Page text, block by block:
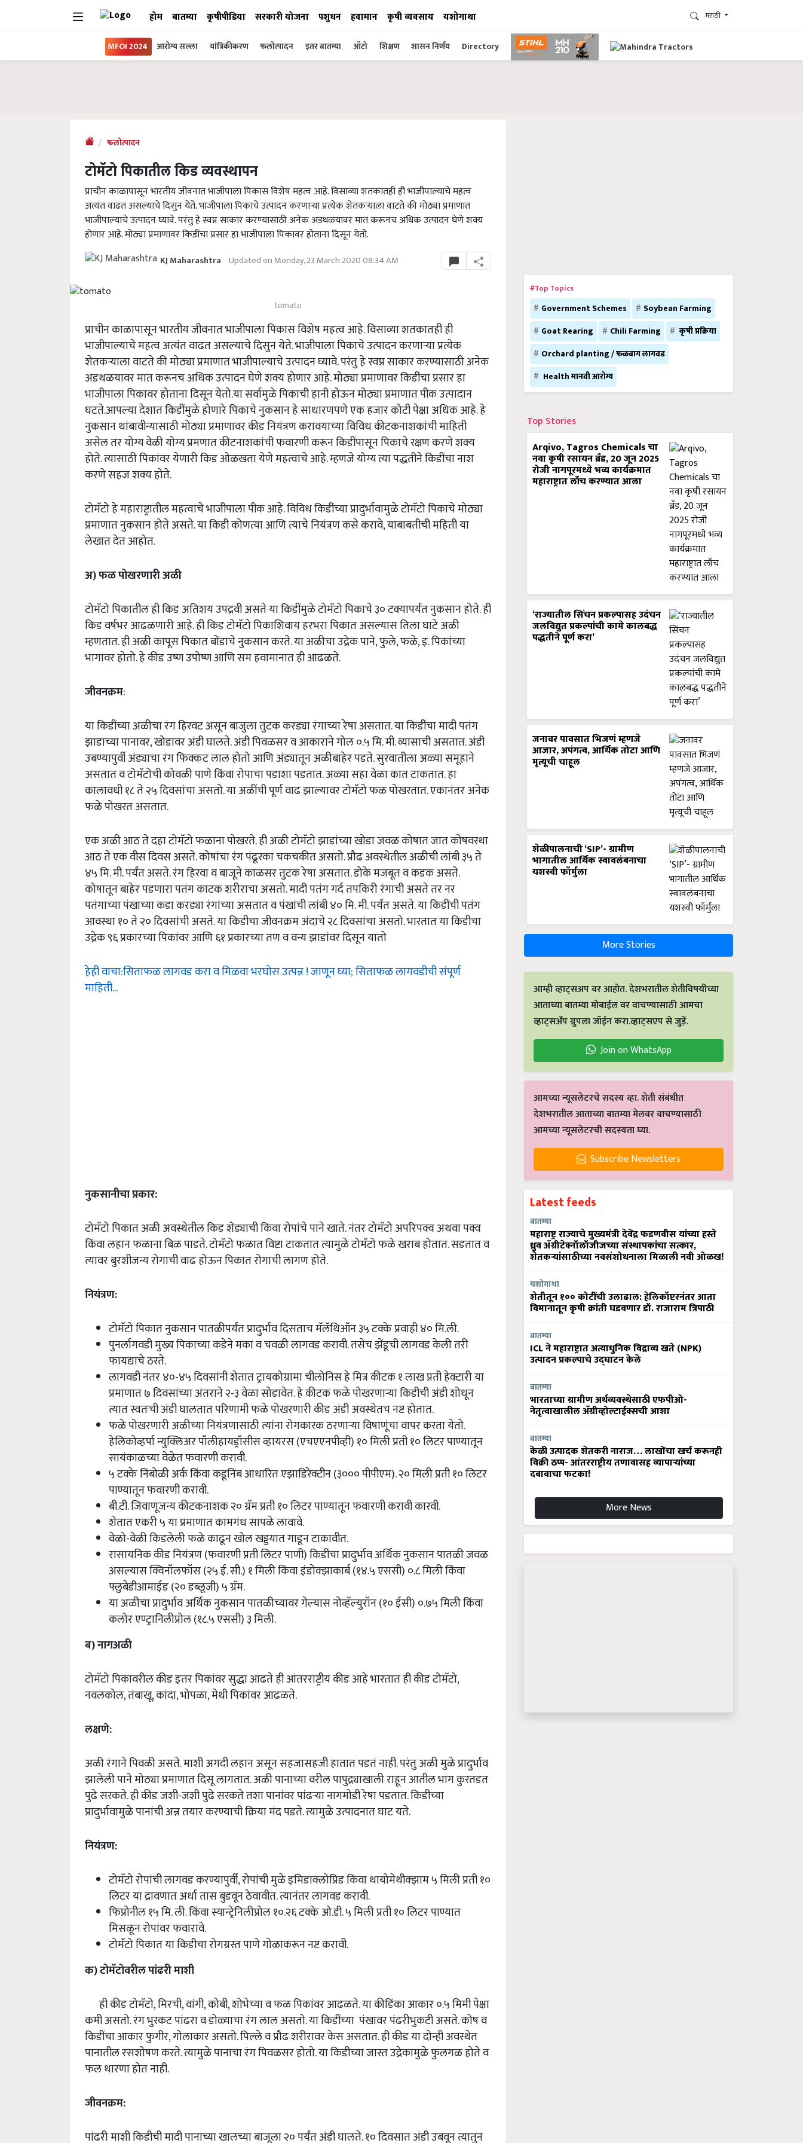
होम बातम्या कृषीपीडिया सरकारी योजना पशुधन हवामान कृषी व्यवसाय यशोगाथा मराठी
MFOI 2024 आरोग्य सल्ला यांत्रिकीकरण फलोत्पादन इतर बातम्या ऑटो शिक्षण शासन निर्णय Directory
फलोत्पादन
टोमॅटो पिकातील किड व्यवस्थापन
प्राचीन काळापासून भारतीय जीवनात भाजीपाला पिकास विशेष महत्व आहे. विसाव्या शतकातही ही भाजीपाल्याचे महत्व
अत्यंत वाढत असल्याचे दिसुन येते. भाजीपाला पिकाचे उत्पादन करणाऱ्या प्रत्येक शेतकऱ्याला वाटते की मोठ्या प्रमाणात
भाजीपाल्याचे उत्पादन घ्यावे. परंतु हे स्वप्न साकार करण्यासाठी अनेक अडथळयावर मात करूनच अधिक उत्पादन घेणे शक्य
होणार आहे. मोठ्या प्रमाणावर किडींचा प्रसार हा भाजीपाला पिकावर होताना दिसून येतो.
KJ Maharashtra Updated on Monday, 23 March 2020 08:34 AM
tomato
प्राचीन काळापासून भारतीय जीवनात भाजीपाला पिकास विशेष महत्व आहे. विसाव्या शतकातही ही
भाजीपाल्याचे महत्व अत्यंत वाढत असल्याचे दिसुन येते. भाजीपाला पिकाचे उत्पादन करणाऱ्या प्रत्येक
शेतकऱ्याला वाटते की मोठ्या प्रमाणात भाजीपाल्याचे उत्पादन घ्यावे. परंतु हे स्वप्न साकार करण्यासाठी अनेक
अडथळयावर मात करूनच अधिक उत्पादन घेणे शक्य होणार आहे. मोठ्या प्रमाणावर किडींचा प्रसार हा
भाजीपाला पिकावर होताना दिसून येतो.या सर्वामुळे पिकाची हानी होऊन मोठ्या प्रमाणात पीक उत्पादान
घटते.आपल्या देशात किडींमुळे होणारे पिकाचे नुकसान हे साधारणपणे एक हजार कोटी पेक्षा अधिक आहे. हे
नुकसान थांबावीन्यासाठी मोठ्या प्रमाणावर कीड नियंत्रण करावयाच्या विविध कीटकनाशकांची माहिती
असेल तर योग्य वेळी योग्य प्रमणात कीटनाशकांची फवारणी करून किडींपासून पिकाचे रक्षण करणे शक्य
होते. त्यासाठी पिकांवर येणारी किड ओळखता येणे महत्वाचे आहे. म्हणजे योग्य त्या पद्धतीने किडींचा नाश
करणे सहज शक्य होते.
टोमॅटो हे महाराष्ट्रातील महत्वाचे भाजीपाला पीक आहे. विविध किडींच्या प्रादुर्भावामुळे टोमॅटो पिकाचे मोठ्या
प्रमाणात नुकसान होते असते. या किडी कोणत्या आणि त्याचे नियंत्रण कसे करावे, याबाबतीची महिती या
लेखात देत आहोत.
अ) फळ पोखरणारी अळी
टोमॅटो पिकातील ही किड अतिशय उपद्रवी असते या किडींमुळे टोमॅटो पिकाचे ३० टक्यापर्यंत नुकसान होते. ही
किड वर्षभर आढळणारी आहे. ही किड टोमॅटो पिकाशिवाय हरभरा पिकात असल्यास तिला घाटे अळी
म्हणतात. ही अळी कापूस पिकात बोंडाचे नुकसान करते. या अळीचा उद्रेक पाने, फुले, फळे, इ. पिकांच्या
भागावर होतो. हे कीड उष्ण उपोष्ण आणि सम हवामानात ही आढळते.
जीवनक्रम:
या किडींच्या अळीचा रंग हिरवट असून बाजुला तुटक करड्या रंगाच्या रेषा असतात. या किडींचा मादी पतंग
झाडाच्या पानावर, खोडावर अंडी घालते. अंडी पिवळसर व आकाराने गोल ०.५ मि. मी. व्यासाची असतात. अंडी
उबण्यापुर्वी अंड्याचा रंग फिक्कट लाल होतो आणि अंड्यातून अळीबाहेर पडते. सुरवातीला अळ्या समूहाने
असतात व टोमॅटोची कोवळी पाणे किंवा रोपाचा पडाशा पडतात. अळ्या सहा वेळा कात टाकतात. हा
कालावधी १८ ते २५ दिवसांचा असतो. या अळींची पूर्ण वाढ झाल्यावर टोमॅटो फळ पोखरतात. एकानंतर अनेक
फळे पोखरत असतात.
एक अळी आठ ते दहा टोमॅटो फळाना पोखरते. ही अळी टोमॅटो झाडांच्या खोडा जवळ कोषात जात कोषवस्था
आठ ते एक वीस दिवस असते. कोषांचा रंग पंढूरका चकचकीत असतो. प्रौढ अवस्थेतील अळीची लांबी ३५ ते
४५ मि. मी. पर्यंत असते. रंग हिरवा व बाजूने काळसर तुटक रेषा असतात. डोके मजबूत व कडक असते.
कोषातून बाहेर पडणारा पतंग काटक शरीराचा असतो. मादी पतंग गर्द तपकिरी रंगाची असते तर नर
पतंगाच्या पंखाच्या कडा करड्या रंगांच्या असतात व पंखांची लांबी ४० मि. मी. पर्यंत असते. या किडींची पतंग
आवस्था १० ते २० दिवसांची असते. या किडीचा जीवनक्रम अंदाचे २८ दिवसांचा असतो. भारतात या किडीचा
उद्रेक ९६ प्रकारच्या पिकांवर आणि ६१ प्रकारच्या तण व वन्य झाडांवर दिसून यातो
हेही वाचा:सिताफळ लागवड करा व मिळवा भरघोस उत्पन्न ! जाणून घ्या; सिताफळ लागवडीची संपूर्ण
माहिती…
नुकसानीचाप्रकार:
टोमॅटो पिकात अळी अवस्थेतील किड शेंड्याची किंवा रोपांचे पाने खाते. नंतर टोमॅटो अपरिपक्व अथवा पक्व
किंवा लहान फळाना बिळ पाडते. टोमॅटो फळात विष्टा टाकतात त्यामुळे टोमॅटो फळे खराब होतात. सडतात व
त्यावर बुरशीजन्य रोगाची वाढ होऊन पिकात रोगाची लागण होते.
नियंत्रण:
टोमॅटो पिकात नुकसान पातळीपर्यंत प्रादुर्भाव दिसताच मॅलॅथिऑन ३५ टक्के प्रवाही ४० मि.ली.
पुनर्लागवडी मुख्य पिकाच्या कडेने मका व चवळी लागवड करावी. तसेच झेंडूची लागवड केली तरी
फायद्याचे ठरते.
लागवडी नंतर ४०-४५ दिवसांनी शेतात ट्रायकोग्रामा चीलोनिस हे मित्र कीटक १ लाख प्रती हेक्टारी या
प्रमाणात ७ दिवसांच्या अंतराने २-३ वेळा सोडावेत. हे कीटक फळे पोखरणाऱ्या किडीची अंडी शोधून
त्यात स्वतःची अंडी घालतात परिणामी फळे पोखरणारी कीड अंडी अवस्थेतच नष्ट होतात.
फळे पोखरणारी अळीच्या नियंत्रणासाठी त्यांना रोगकारक ठरणाऱ्या विषाणूंचा वापर करता येतो.
हेलिकोव्हर्पा न्युक्लिअर पॉलीहायड्रॉसीस व्हायरस (एचएएनपीव्ही) १० मिली प्रती १० लिटर पाण्यातून
सायंकाळच्या वेळेत फवारणी करावी.
५ टक्के निंबोळी अर्क किंवा कडूनिंब आधारित एझाडिरेक्टीन (३००० पीपीएम). २० मिली प्रती १० लिटर
पाण्यातून फवारणी करावी.
बी.टी. जिवाणूजन्य कीटकनाशक २० ग्रॅम प्रती १० लिटर पाण्यातून फवारणी करावी कारवी.
शेतात एकरी ५ या प्रमाणात कामगंध सापळे लावावे.
वेळो-वेळी किडलेली फळे काढून खोल खड्डयात गाडून टाकावीत.
रासायनिक कीड नियंत्रण (फवारणी प्रती लिटर पाणी) किडींचा प्रादुर्भाव अर्थिक नुकसान पातळी जवळ
असल्यास क्विनॉलफॉस (२५ ई. सी.) १ मिली किंवा इंडोक्झाकार्ब (१४.५ एससी) ०.८ मिली किंवा
फ्लुबेडीआमाईड (२० डब्लूजी) ५ ग्रॅम.
या अळीचा प्रादुर्भाव अर्थिक नुकसान पातळीच्यावर गेल्यास नोव्हॅल्युरॉन (१० ईसी) ०.७५ मिली किंवा
कलोर एण्ट्रानिलीप्रोल (१८.५ एससी) ३ मिली.
ब) नागअळी
टोमॅटो पिकावरील कीड इतर पिकांवर सुद्धा आढते ही आंतरराष्ट्रीय कीड आहे भारतात ही कीड टोमॅटो,
नवलकोल, तंबाखू, कांदा, भोपळा, मेथी पिकांवर आढळते.
लक्षणे:
अळी रंगाने पिवळी असते. माशी अगदी लहान असून सहजासहजी हातात पडतं नाही. परंतु अळी मुळे प्रादुर्भाव
झालेली पाने मोठ्या प्रमाणात दिसू लागतात. अळी पानाच्या वरील पापुद्र्याखाली राहून आतील भाग कुरतडत
पुढे सरकते. ही कीड जशी-जशी पुढे सरकते तशा पानांवर पांढऱ्या नागमोडी रेषा पडतात. किडींच्या
प्रादुर्भावामुळे पानांची अन्न तयार करण्याची क्रिया मंद पडते. त्यामुळे उत्पादनात घाट यते.
नियंत्रण:
टोमॅटो रोपांची लागवड करण्यापुर्वी, रोपांची मुळे इमिडाक्लोप्रिड किंवा थायोमेथीक्झाम ५ मिली प्रती १०
लिटर या द्रावणात अर्धा तास बुडवून ठेवावीत. त्यानंतर लागवड करावी.
फिप्रोनील १५ मि. ली. किंवा स्यान्ट्रेनिलीप्रोल १०.२६ टक्के ओ.डी. ५ मिली प्रती १० लिटर पाण्यात
मिसळून रोपांवर फवारावे.
टोमॅटो पिकात या किडीचा रोगग्रस्त पाणे गोळाकरून नष्ट करावी.
क) टोमॅटोवरील पांढरी माशी
ही कीड टोमॅटो, मिरची, वांगी, कोबी, शोभेच्या व फळ पिकांवर आढळते. या कीडिंका आकार ०.५ मिमी पेक्षा
कमी असतो. रंग भुरकट पांढरा व डोळ्याचा रंग लाल असतो. या किडींच्या पंखावर पंढरीभुकटी असते. कोष व
किडींचा आकार फुगीर, गोलाकार असतो. पिल्ले व प्रौढ शरीरावर केस असतात. ही कीड या दोन्ही अवस्थेत
पानातील रसशोषण करते. त्यामुळे पानाचा रंग पिवळसर होतो. या किडीच्या जास्त उद्रेकामुळे फुलगळ होते व
फल धारणा होत नाही.
जीवनक्रम:
पांढरी माशी किडीची मादी पानाच्या खालच्या बाजूला २० पर्यंत अंडी घालते. १० दिवसात अंडी उबवून त्यातुन
#Top Topics
Government Schemes
Soybean Farming
Goat Rearing
Chili Farming
कृषी प्रक्रिया
Orchard planting / फळबाग लागवड
Health मानवी आरोग्य
Top Stories
Arqivo, Tagros Chemicals चा
नवा कृषी रसायन ब्रँड, 20 जून 2025
रोजी नागपूरमध्ये भव्य कार्यक्रमात
महाराष्ट्रात लाँच करण्यात आला
‘राज्यातील सिंचन प्रकल्पासह उदंचन
जलविद्युत प्रकल्पांची कामे कालबद्ध
पद्धतीने पूर्ण करा’
जनावर पावसात भिजणं म्हणजे
आजार, अपंगत्व, आर्थिक तोटा आणि
मृत्यूची चाहूल
शेळीपालनाची ‘SIP’- ग्रामीण
भागातील आर्थिक स्वावलंबनाचा
यशस्वी फॉर्मुला
More Stories
आम्ही व्हाट्सअप वर आहोत. देशभरातील शेतीविषयीच्या
आताच्या बातम्या मोबाईल वर वाचण्यासाठी आमचा
व्हाट्सअँप ग्रुपला जॉईन करा.व्हाट्सएप से जुड़ें.
Join on WhatsApp
आमच्या न्यूसलेटरचे सदस्य व्हा. शेती संबंधीत
देशभरातील आताच्या बातम्या मेलवर वाचण्यासाठी
आमच्या न्यूसलेटरची सदस्यता घ्या.
Subscribe Newsletters
Latest feeds
बातम्या
महाराष्ट्र राज्याचे मुख्यमंत्री देवेंद्र फडणवीस यांच्या हस्ते
ध्रुव ॲग्रीटेक्नॉलॉजीजच्या संस्थापकांचा सत्कार,
शेतकऱ्यांसाठीच्या नवसंशोधनाला मिळाली नवी ओळख!
यशोगाथा
शेतीतून १०० कोटींची उलाढाल: हेलिकॉप्टरनंतर आता
विमानातून कृषी क्रांती घडवणार डॉ. राजाराम त्रिपाठी
बातम्या
ICL ने महाराष्ट्रात अत्याधुनिक विद्राव्य खते (NPK)
उत्पादन प्रकल्पाचे उद्घाटन केले
बातम्या
भारताच्या ग्रामीण अर्थव्यवस्थेसाठी एफपीओ-
नेतृत्वाखालील अ‍ॅग्रीव्होल्टाईक्सची आशा
बातम्या
केळी उत्पादक शेतकरी नाराज… लाखोंचा खर्च करूनही
विक्री ठप्प- आंतरराष्ट्रीय तणावासह व्यापाऱ्यांच्या
दबावाचा फटका!
More News